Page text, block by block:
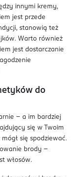
innymi kremy,
jest przede
stanowią też
Warto również
jest dostarczanie
do
– a im bardziej
się w Twoim
się spodziewać.
brody –
włosów.